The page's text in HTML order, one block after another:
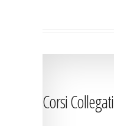
Corsi Collegati